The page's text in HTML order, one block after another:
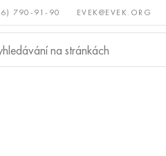
790-91-90 EVEK@EVEK.ORG
Legovaná